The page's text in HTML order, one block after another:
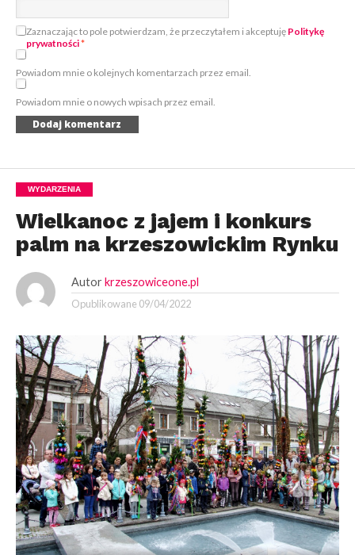
Zaznaczając to pole potwierdzam, że przeczytałem i akceptuję Politykę
prywatności*
Powiadom mnie o kolejnych komentarzach przez email.
Powiadom mnie o nowych wpisach przez email.
WYDARZENIA
Wielkanoc z jajem i konkurs
palm na krzeszowickim Rynku
Autor krzeszowiceone.pl
Opublikowane 09/04/2022